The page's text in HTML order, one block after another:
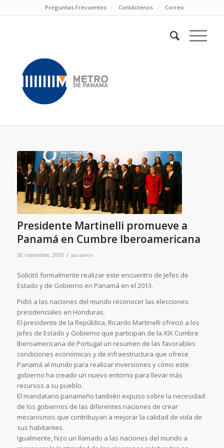
Preguntas Frecuentes Contáctenos Correo
Presidente Martinelli promueve a
Panamá en Cumbre Iberoamericana
30 noviembre, 2009 / poradmin
Solicitó formalmente realizar este encuentro de Jefes de
Estado y de Gobierno en Panamá en el 2013.
Pidió a las naciones del mundo reconocer las elecciones
presidenciales en Honduras.
El presidente de la República, Ricardo Martinelli ofreció a los
Jefes de Estado y Gobierno que participan de la XIX Cumbre
Iberoamericana de Portugal un resumen de las favorables
condiciones económicas y de infraestructura que ofrece
Panamá al mundo para realizar inversiones y cómo este
gobierno ha creado un nuevo entorno para llevar más
recursos a su pueblo.
El mandatario panameño también expuso sobre la necesidad
de los gobiernos de las diferentes naciones de crear
mecanismos que contribuyan a mejorar la calidad de vida de
sus habitantes.
Igualmente, hizo un llamado a las naciones del mundo a